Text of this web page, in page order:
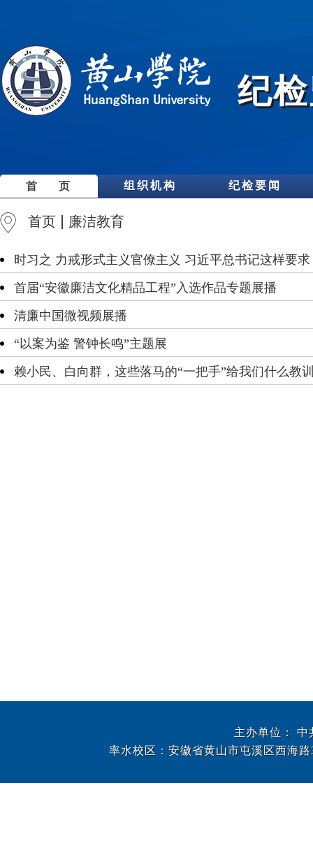
纪
首 页 组织机构 纪检要闻
首页 廉洁教育
时习之 力戒形式主义官僚主义 习近平总书记这样要求
首届“安徽廉洁文化精品工程”入选作品专题展播
清廉中国微视频展播
“以案为鉴 警钟长鸣”主题展
赖小民、白向群，这些落马的“一把手”给我们什么教
主办单位： 中
率水校区：安徽省黄山市屯溪区西海